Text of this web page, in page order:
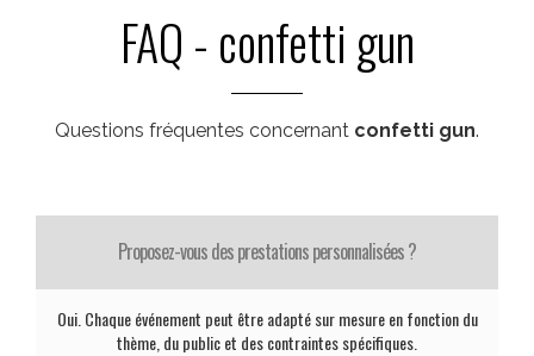
FAQ - confetti gun
Questions fréquentes concernant confetti gun.
Proposez-vous des prestations personnalisées ?
Oui. Chaque événement peut être adapté sur mesure en fonction du
thème, du public et des contraintes spécifiques.